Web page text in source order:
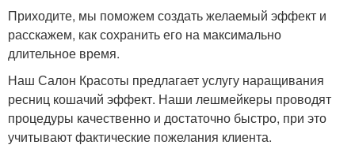
Приходите, мы поможем создать желаемый эффект и
расскажем, как сохранить его на максимально
длительное время.
Наш Салон Красоты предлагает услугу наращивания
ресниц кошачий эффект. Наши лешмейкеры проводят
процедуры качественно и достаточно быстро, при это
учитывают фактические пожелания клиента.